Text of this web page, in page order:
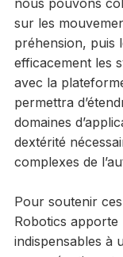
sur les
préhension, puis
efficacement les
avec la
permettra
domaines
dextérité
complexes de
Pour soutenir
Robotics apporte
indispensables à